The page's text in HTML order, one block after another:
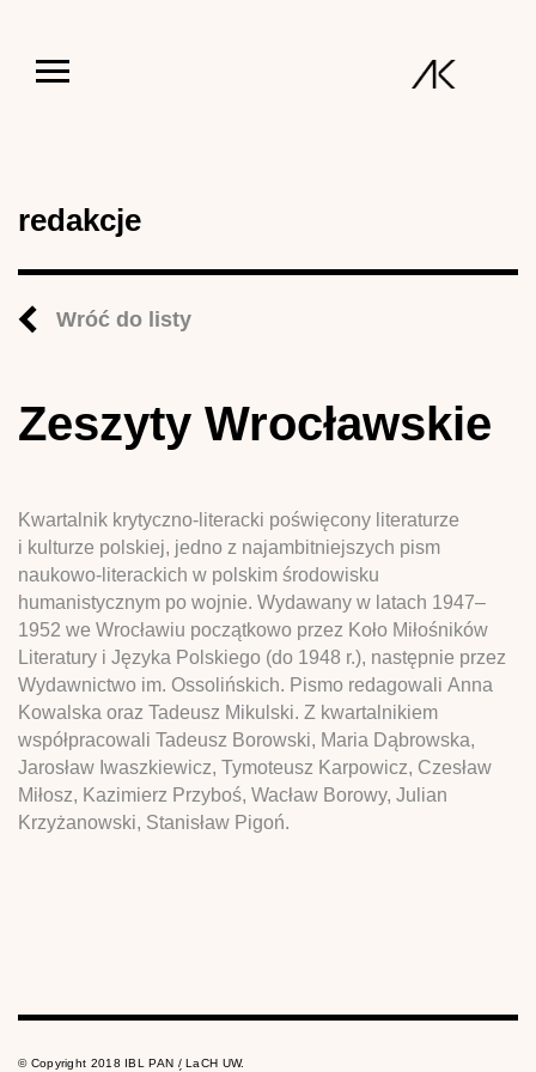
redakcje
Wróć do listy
Zeszyty Wrocławskie
Kwartalnik krytyczno-literacki poświęcony literaturze
i kulturze polskiej, jedno z najambitniejszych pism
naukowo-literackich w polskim środowisku
humanistycznym po wojnie. Wydawany w latach 1947–
1952 we Wrocławiu początkowo przez Koło Miłośników
Literatury i Języka Polskiego (do 1948 r.), następnie przez
Wydawnictwo im. Ossolińskich. Pismo redagowali Anna
Kowalska oraz Tadeusz Mikulski. Z kwartalnikiem
współpracowali Tadeusz Borowski, Maria Dąbrowska,
Jarosław Iwaszkiewicz, Tymoteusz Karpowicz, Czesław
Miłosz, Kazimierz Przyboś, Wacław Borowy, Julian
Krzyżanowski, Stanisław Pigoń.
© Copyright 2018 IBL PAN / LaCH UW.